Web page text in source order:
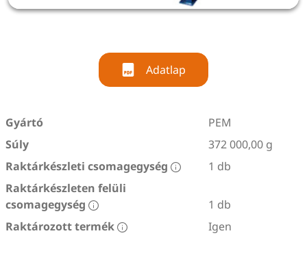
Adatlap
Gyártó
PEM
Súly
372 000,00 g
Raktárkészleti csomagegység
1 db
Raktárkészleten felüli
csomagegység
1 db
Raktározott termék
Igen